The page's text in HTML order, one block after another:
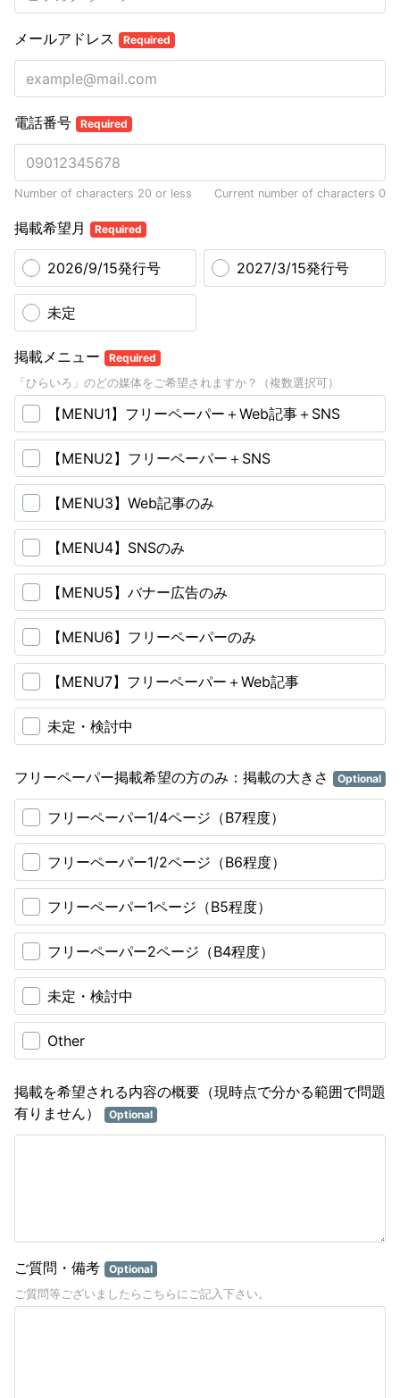
メールアドレス Required
電話番号 Required
Number of characters 20 or less Current number of characters 0
掲載希望月 Required
2026/9/15発行号 2027/3/15発行号
未定
掲載メニュー Required
「ひらいろ」のどの媒体をご希望されますか？（複数選択可）
【MENU1】フリーペーパー＋Web記事＋SNS
【MENU2】フリーペーパー＋SNS
【MENU3】Web記事のみ
【MENU4】SNSのみ
【MENU5】バナー広告のみ
【MENU6】フリーペーパーのみ
【MENU7】フリーペーパー＋Web記事
未定・検討中
フリーペーパー掲載希望の方のみ：掲載の大きさ Optional
フリーペーパー1/4ページ（B7程度）
フリーペーパー1/2ページ（B6程度）
フリーペーパー1ページ（B5程度）
フリーペーパー2ページ（B4程度）
未定・検討中
Other
掲載を希望される内容の概要（現時点で分かる範囲で問題
有りません）
Optional
ご質問・備考 Optional
ご質問等ございましたらこちらにご記入下さい。